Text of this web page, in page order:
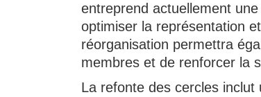
entreprend actuellement
optimiser la représentation
réorganisation permettra
membres et de renforcer la
La refonte des cercles inclut